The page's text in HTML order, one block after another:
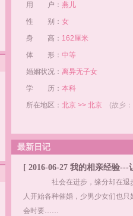
用 户： 燕儿
性 别： 女
身 高： 162厘米
体 形： 中等
婚姻状况： 离异无子女
学 历： 本科
所在地区： 北京 >> 北京 (故乡
最新日记
[ 2016-06-27 我的相亲经验---
社会在进步，缘分却在退步。
人开始各种催婚，少男少女们也
会时要……